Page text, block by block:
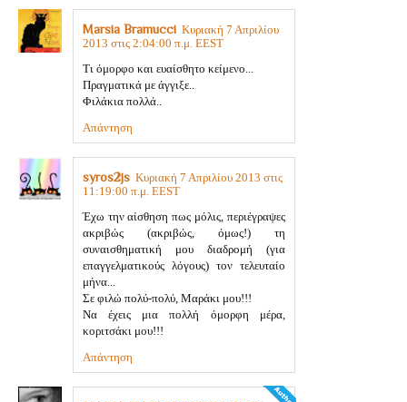
Marsia Bramucci Κυριακή 7 Απριλίου
2013 στις 2:04:00 π.μ. EEST
Τι όμορφο και ευαίσθητο κείμενο...
Πραγματικά με άγγιξε..
Φιλάκια πολλά..
Απάντηση
syros2js Κυριακή 7 Απριλίου 2013 στις
11:19:00 π.μ. EEST
Έχω την αίσθηση πως μόλις, περιέγραψες
ακριβώς (ακριβώς, όμως!) τη
συναισθηματική μου διαδρομή (για
επαγγελματικούς λόγους) τον τελευταίο
μήνα...
Σε φιλώ πολύ-πολύ, Μαράκι μου!!!
Να έχεις μια πολλή όμορφη μέρα,
κοριτσάκι μου!!!
Απάντηση